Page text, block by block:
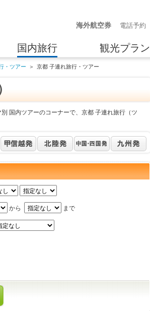
海外航空券
電話予約
国内旅行 観光プラン
・ツアー ＞ 京都 子連れ旅行・ツアー
国内ツアーのコーナーで、京都 子連れ旅行（ツ
から まで